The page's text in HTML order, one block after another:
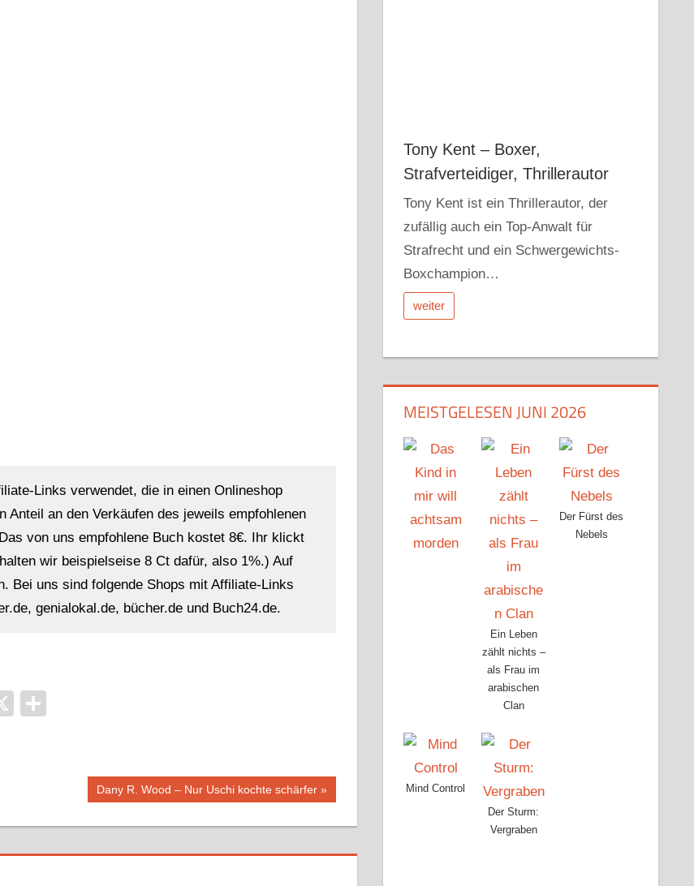
Links verwendet, die in einen Onlineshop
an den Verkäufen des jeweils empfohlenen
von uns empfohlene Buch kostet 8€. Ihr klickt
wir beispielseise 8 Ct dafür, also 1%.) Auf
Bei uns sind folgende Shops mit Affiliate-Links
genialokal.de, bücher.de und Buch24.de.
X
Nächster
Dany R. Wood – Nur Uschi kochte schärfer
Tony Kent – Boxer,
Strafverteidiger, Thrillerautor
Tony Kent ist ein Thrillerautor, der
zufällig auch ein Top-Anwalt für
Strafrecht und ein Schwergewichts-
Boxchampion…
weiter
MEISTGELESEN JUNI 2026
Ein Leben
zählt nichts –
als Frau im
arabischen
Clan
Der Fürst des
Nebels
Mind Control
Der Sturm:
Vergraben